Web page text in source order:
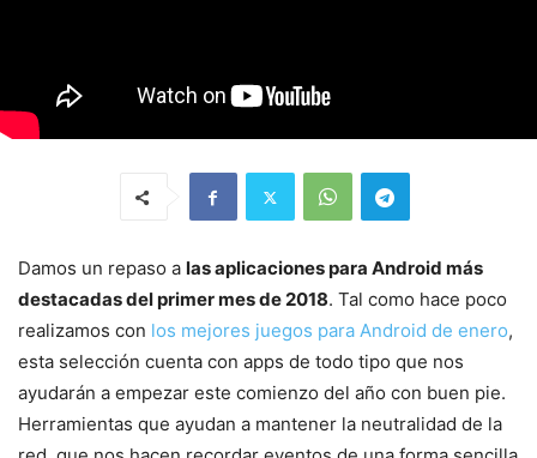
Damos un repaso a las aplicaciones para Android más
destacadas del primer mes de 2018. Tal como hace poco
realizamos con los mejores juegos para Android de enero,
esta selección cuenta con apps de todo tipo que nos
ayudarán a empezar este comienzo del año con buen pie.
Herramientas que ayudan a mantener la neutralidad de la